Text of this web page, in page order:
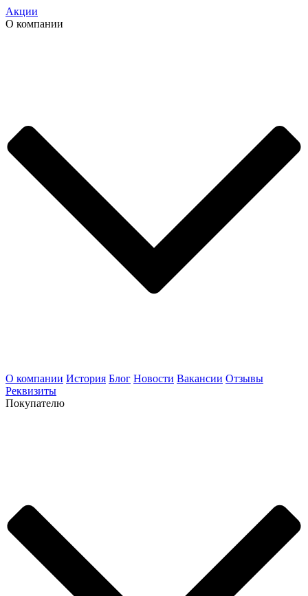
Акции
О компании
О компании История Блог Новости Вакансии Отзывы
Реквизиты
Покупателю